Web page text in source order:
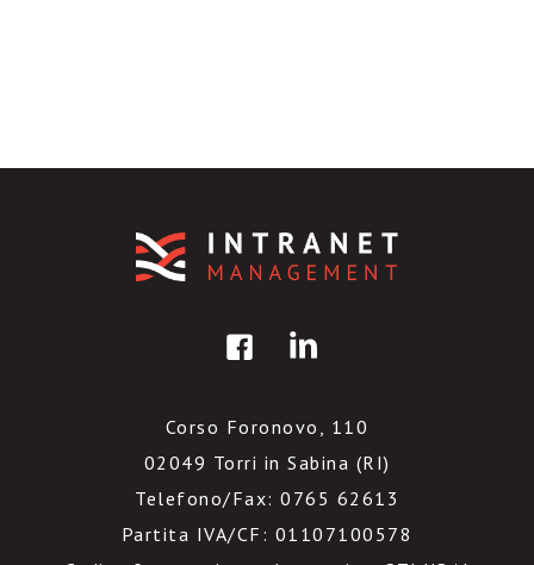
Corso Foronovo, 110
02049 Torri in Sabina (RI)
Telefono/Fax: 0765 62613
Partita IVA/CF: 01107100578